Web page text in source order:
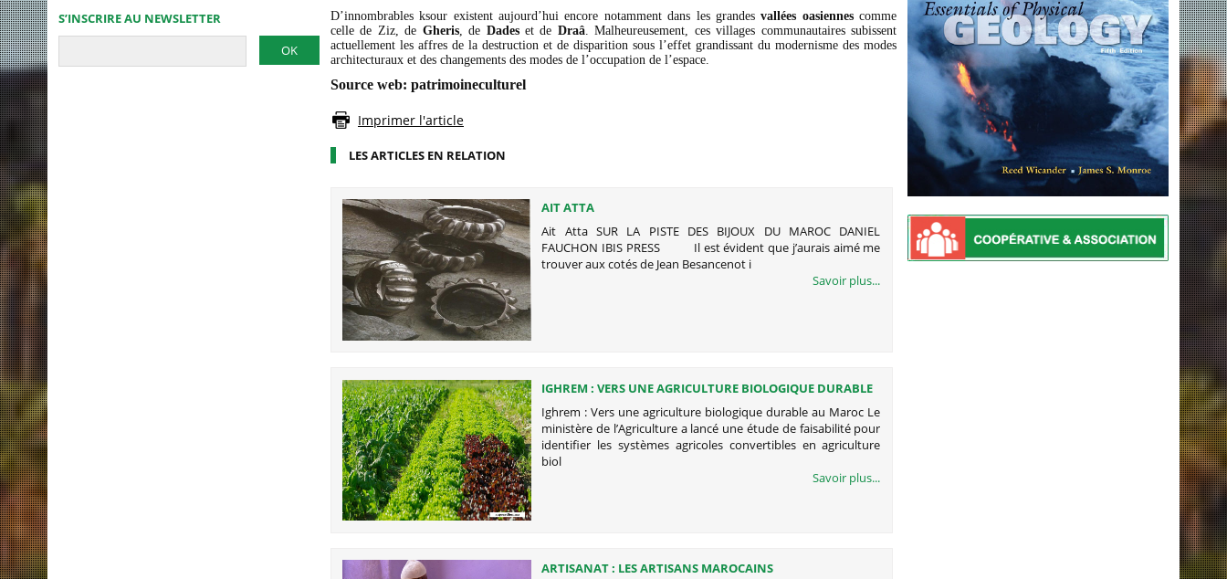
D’innombrables ksour existent aujourd’hui encore notamment dans les grandesvallées oasiennescomme
celle de Ziz, de Gheris, de Dadeset de Draâ. Malheureusement, ces villages communautaires subissent
actuellement les affres de la destruction et de disparition sous l’effet grandissant du modernisme des modes
architecturaux et des changements des modes de l’occupation de l’espace.
Source web: patrimoineculturel
Imprimer l'article
LES ARTICLES EN RELATION
AIT ATTA
Ait Atta SUR LA PISTE DES BIJOUX DU MAROC DANIEL
FAUCHON IBIS PRESS Il est évident que j’aurais aimé me
trouver aux cotés de Jean Besancenot i
Savoir plus...
IGHREM : VERS UNE AGRICULTURE BIOLOGIQUE DURABLE
AU MAROC
Ighrem : Vers une agriculture biologique durable au Maroc Le
ministère de l’Agriculture a lancé une étude de faisabilité pour
identifier les systèmes agricoles convertibles en agriculture
biol
Savoir plus...
ARTISANAT : LES ARTISANS MAROCAINS
S’INSCRIRE AU NEWSLETTER